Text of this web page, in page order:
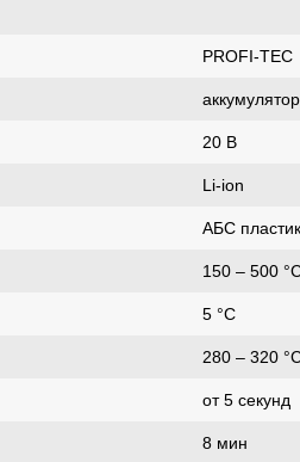
PROFI-TEC
20 В
Li-ion
АБС
150 – 500
5 °С
280 – 320
от 5 секунд
8 мин